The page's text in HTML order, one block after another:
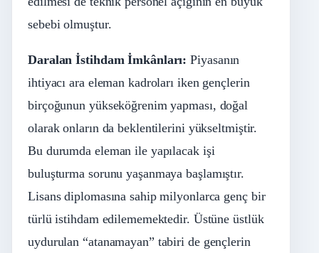
sebebi olmuştur.
Daralan İstihdam İmkânları: Piyasanın
ihtiyacı ara eleman kadroları iken gençlerin
birçoğunun yükseköğrenim yapması, doğal
olarak onların da beklentilerini yükseltmiştir.
Bu durumda eleman ile yapılacak işi
buluşturma sorunu yaşanmaya başlamıştır.
Lisans diplomasına sahip milyonlarca genç bir
türlü istihdam edilememektedir. Üstüne üstlük
uydurulan “atanamayan” tabiri de gençlerin